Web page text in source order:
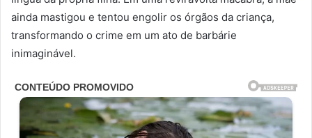
ainda mastigou e tentou engolir os órgãos da criança,
transformando o crime em um ato de barbárie
inimaginável.